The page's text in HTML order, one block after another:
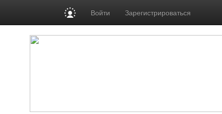
Войти Зарегистрироваться